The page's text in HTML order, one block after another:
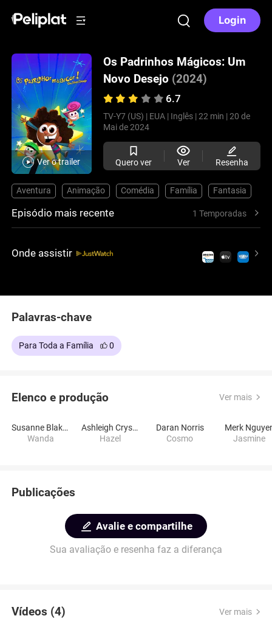
Login
Ver o trailer
Os Padrinhos Mágicos: Um
Novo Desejo (2024)
6.7
TV-Y7 (US) | EUA | Inglês | 22 min | 20 de
Mai de 2024
Quero ver Ver Resenha
Aventura Animação Comédia Família Fantasia
Episódio mais recente 1 Temporadas
Onde assistir
Palavras-chave
Para Toda a Família 0
Elenco e produção Ver mais
Susanne Blakeslee
Wanda
Ashleigh Crystal Hairston
Hazel
Daran Norris
Cosmo
Merk
Jasmine
Publicações
Avalie e compartilhe
Sua avaliação e resenha faz a diferança
Vídeos (4) Ver mais